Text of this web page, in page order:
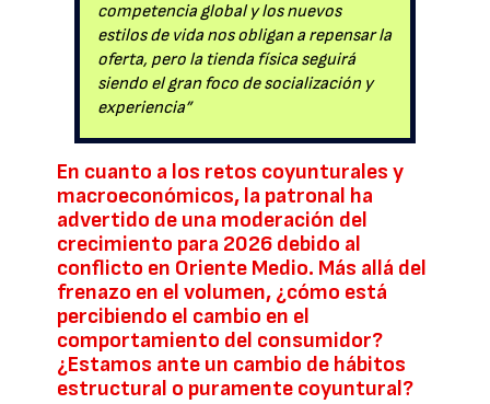
competencia global y los nuevos
estilos de vida nos obligan a repensar la
oferta, pero la tienda física seguirá
siendo el gran foco de socialización y
experiencia”
En cuanto a los retos coyunturales y
macroeconómicos, la patronal ha
advertido de una moderación del
crecimiento para 2026 debido al
conflicto en Oriente Medio. Más allá del
frenazo en el volumen, ¿cómo está
percibiendo el cambio en el
comportamiento del consumidor?
¿Estamos ante un cambio de hábitos
estructural o puramente coyuntural?